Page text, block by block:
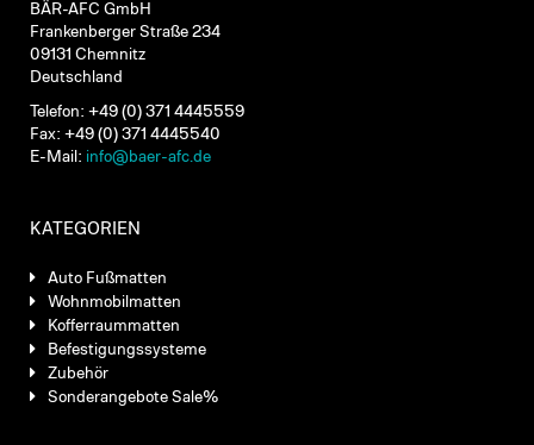
BÄR-AFC GmbH
Frankenberger Straße 234
09131 Chemnitz
Deutschland
Telefon: +49 (0) 371 4445559
Fax: +49 (0) 371 4445540
E-Mail: info@baer-afc.de
KATEGORIEN
Auto Fußmatten
Wohnmobilmatten
Kofferraummatten
Befestigungssysteme
Zubehör
Sonderangebote Sale%